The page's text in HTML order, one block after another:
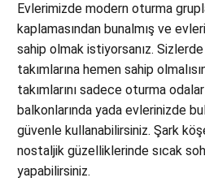
Evlerimizde modern oturma
kaplamasından bunalmış ve
sahip olmak istiyorsanız.
takımlarına hemen sahip
takımlarını sadece oturma
balkonlarında yada evlerinizde
güvenle kullanabilirsiniz. Şark
nostaljik güzelliklerinde sıcak
yapabilirsiniz.